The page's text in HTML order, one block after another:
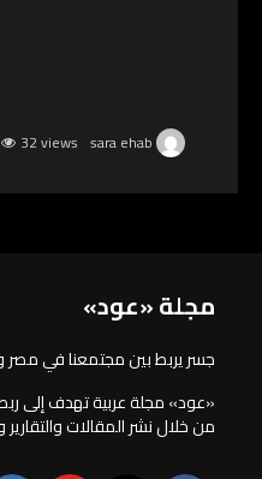
32 views
مجلة «عود»
جسر يربط بين مجتمعنا في مصر
«عود» مجلة عربية تهدف إلى
من خلال نشر المقالات والتقارير